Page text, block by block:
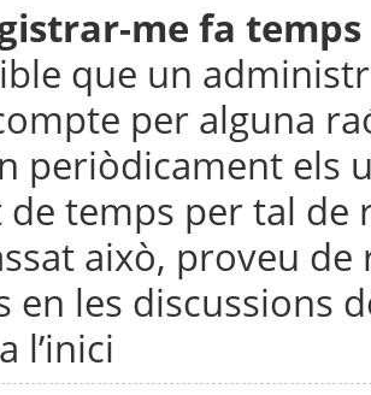
me fa
que un
per alguna
periòdicament els
temps per tal de
això, proveu
en les discussions
l’inici